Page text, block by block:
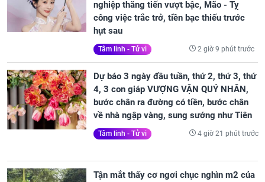
nghiệp thăng tiến vượt bậc, Mão - Tỵ
công việc trắc trở, tiền bạc thiếu trước
hụt sau
Tâm linh - Tử vi 2 giờ 9 phút trước
Dự báo 3 ngày đầu tuần, thứ 2, thứ 3, thứ
4, 3 con giáp VƯỢNG VẬN QUÝ NHÂN,
bước chân ra đường có tiền, bước chân
về nhà ngập vàng, sung sướng như Tiên
Tâm linh - Tử vi 4 giờ 21 phút trước
Tận mắt thấy cơ ngơi chục nghìn m2 của